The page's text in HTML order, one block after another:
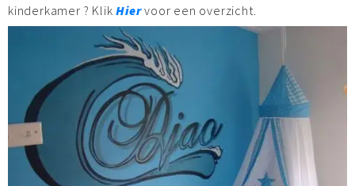
kinderkamer ? KlikHiervoor een overzicht.